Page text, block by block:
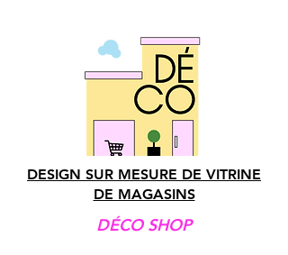
DESIGN SUR MESURE DE VITRINE
DE MAGASINS
DÉCO SHOP